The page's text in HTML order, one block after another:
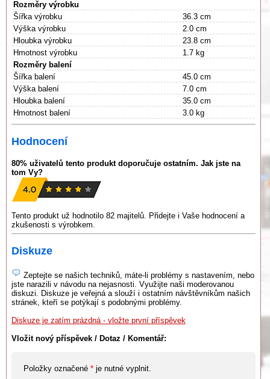
Rozměry výrobku
Šířka výrobku
36.3 cm
Výška výrobku
2.0 cm
Hloubka výrobku
23.8 cm
Hmotnost výrobku
1.7 kg
Rozměry balení
Šířka balení
45.0 cm
Výška balení
7.0 cm
Hloubka balení
35.0 cm
Hmotnost balení
3.0 kg
Hodnocení
80% uživatelů tento produkt doporučuje ostatním. Jak jste na
tom Vy?
Tento produkt už hodnotilo 82 majitelů. Přidejte i Vaše hodnocení a
zkušenosti s výrobkem.
Diskuze
Zeptejte se našich techniků, máte-li problémy s nastavením, nebo
jste narazili v návodu na nejasnosti. Využijte naši moderovanou
diskuzi. Diskuze je veřejná a slouží i ostatním návštěvníkům našich
stránek, kteří se potýkají s podobnými problémy.
Diskuze je zatím prázdná - vložte první příspěvek
Vložit nový příspěvek / Dotaz / Komentář:
Položky označené * je nutné vyplnit.